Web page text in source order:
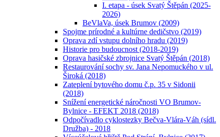
I. etapa - úsek Svatý Štěpán (2025-
2026)
BeVlaVa, úsek Brumov (2009)
Spojme prírodné a kultúrne dedičstvo (2019)
Oprava zdí vstupu dolního hradu (2019)
Historie pro budoucnost (2018-2019)
Oprava hasičské zbrojnice Svatý Štěpán (2018)
Restaurování sochy sv. Jana Nepomuckého v ul.
Široká (2018)
Zateplení bytového domu č.p. 35 v Sidonii
(2018)
Snížení energetické náročnosti VO Brumov-
Bylnice - EFEKT 2018 (2018)
Odpočívadlo cyklostezky Bečva-Vlára-Váh (sídl.
Družba) - 2018